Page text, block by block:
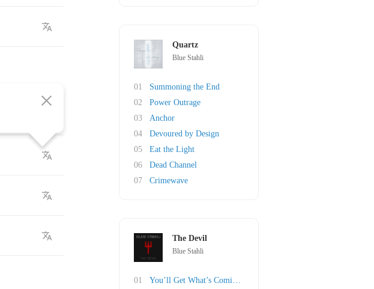
Quartz
Blue Stahli
01
Summoning the End
02
Power Outrage
03
Anchor
04
Devoured by Design
05
Eat the Light
06
Dead Channel
07
Crimewave
The Devil
Blue Stahli
01
You’ll Get What’s Coming (feat. Mark Salomon)